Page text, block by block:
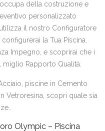
della costruzione e
personalizzato
il nostro Configuratore
la Tua Piscina.
Impegno, e scoprirai che i
Rapporto Qualità.
piscine in Cemento
Vetroresina, scopri quale sia
Olympic – Piscina